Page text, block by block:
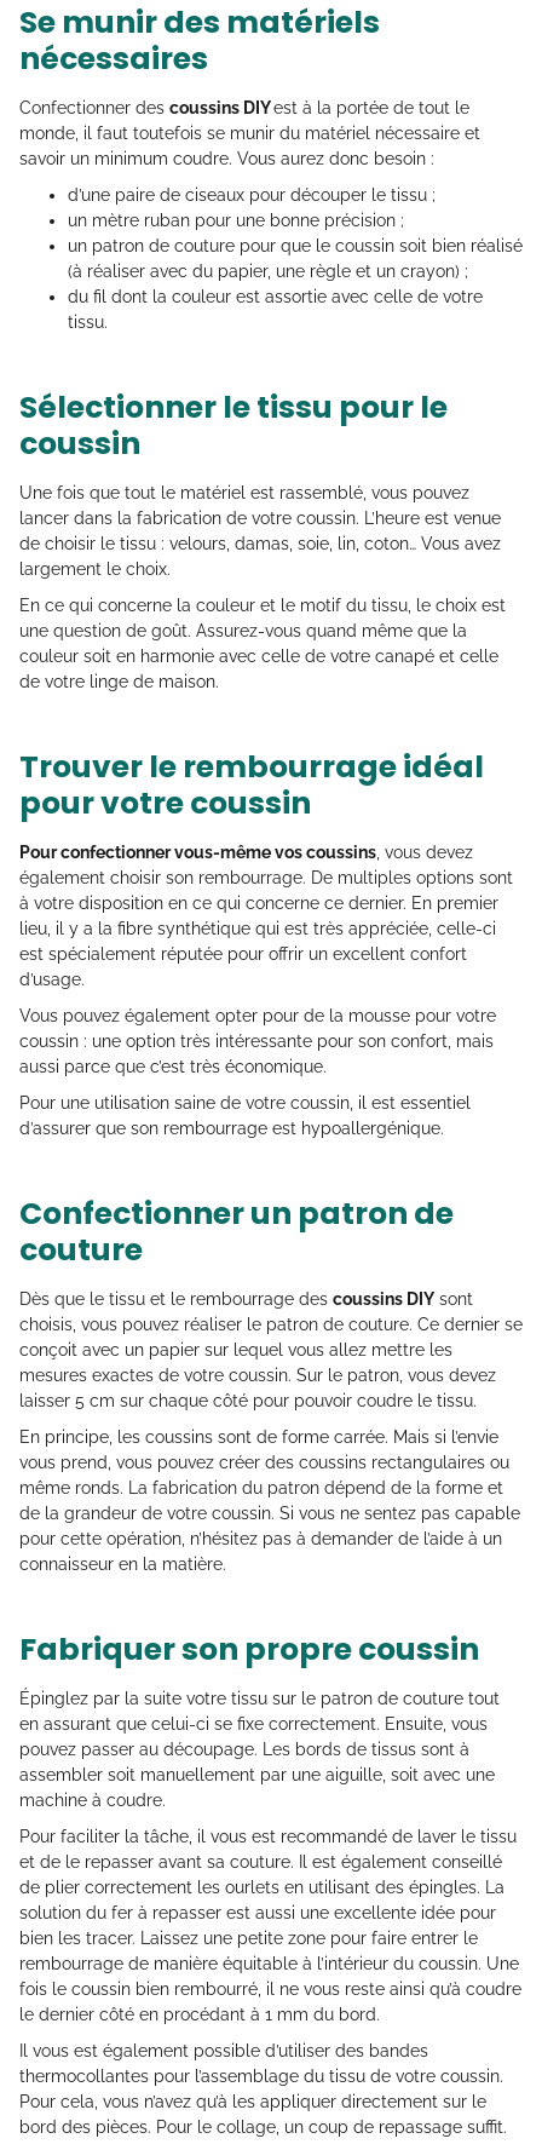
Se munir des matériels
nécessaires
Confectionner des coussins DIYest à la portée de tout le
monde, il faut toutefois se munir du matériel nécessaire et
savoir un minimum coudre. Vous aurez donc besoin :
d’une paire de ciseaux pour découper le tissu ;
un mètre ruban pour une bonne précision ;
un patron de couture pour que le coussin soit bien réalisé
(à réaliser avec du papier, une règle et un crayon) ;
du fil dont la couleur est assortie avec celle de votre
tissu.
Sélectionner le tissu pour le
coussin
Une fois que tout le matériel est rassemblé, vous pouvez
lancer dans la fabrication de votre coussin. L’heure est venue
de choisir le tissu : velours, damas, soie, lin, coton… Vous avez
largement le choix.
En ce qui concerne la couleur et le motif du tissu, le choix est
une question de goût. Assurez-vous quand même que la
couleur soit en harmonie avec celle de votre canapé et celle
de votre linge de maison.
Trouver le rembourrage idéal
pour votre coussin
Pour confectionner vous-même vos coussins, vous devez
également choisir son rembourrage. De multiples options sont
à votre disposition en ce qui concerne ce dernier. En premier
lieu, il y a la fibre synthétique qui est très appréciée, celle-ci
est spécialement réputée pour offrir un excellent confort
d’usage.
Vous pouvez également opter pour de la mousse pour votre
coussin : une option très intéressante pour son confort, mais
aussi parce que c’est très économique.
Pour une utilisation saine de votre coussin, il est essentiel
d’assurer que son rembourrage est hypoallergénique.
Confectionner un patron de
couture
Dès que le tissu et le rembourrage des coussins DIY sont
choisis, vous pouvez réaliser le patron de couture. Ce dernier se
conçoit avec un papier sur lequel vous allez mettre les
mesures exactes de votre coussin. Sur le patron, vous devez
laisser 5 cm sur chaque côté pour pouvoir coudre le tissu.
En principe, les coussins sont de forme carrée. Mais si l’envie
vous prend, vous pouvez créer des coussins rectangulaires ou
même ronds. La fabrication du patron dépend de la forme et
de la grandeur de votre coussin. Si vous ne sentez pas capable
pour cette opération, n’hésitez pas à demander de l’aide à un
connaisseur en la matière.
Fabriquer son propre coussin
Épinglez par la suite votre tissu sur le patron de couture tout
en assurant que celui-ci se fixe correctement. Ensuite, vous
pouvez passer au découpage. Les bords de tissus sont à
assembler soit manuellement par une aiguille, soit avec une
machine à coudre.
Pour faciliter la tâche, il vous est recommandé de laver le tissu
et de le repasser avant sa couture. Il est également conseillé
de plier correctement les ourlets en utilisant des épingles. La
solution du fer à repasser est aussi une excellente idée pour
bien les tracer. Laissez une petite zone pour faire entrer le
rembourrage de manière équitable à l’intérieur du coussin. Une
fois le coussin bien rembourré, il ne vous reste ainsi qu’à coudre
le dernier côté en procédant à 1 mm du bord.
Il vous est également possible d’utiliser des bandes
thermocollantes pour l’assemblage du tissu de votre coussin.
Pour cela, vous n’avez qu’à les appliquer directement sur le
bord des pièces. Pour le collage, un coup de repassage suffit.